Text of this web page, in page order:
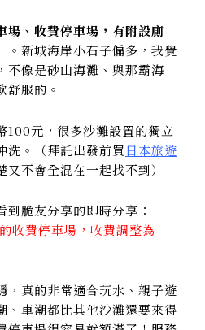
場、收費停車場，有附設廁
。新城海岸小石子偏多，我覺
不像是砂山海灘、與那霸海
舒服的。
100元，很多沙灘設置的獨立
洗。（拜託出發前買日本旅遊
又不會全混在一起找不到）
脆友分享的即時分享：
收費停車場，收費調整為
，真的非常適合玩水、親子遊
、車潮都比其他沙灘還要來得